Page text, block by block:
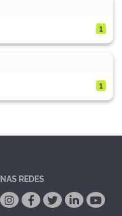
1
1
NAS REDES